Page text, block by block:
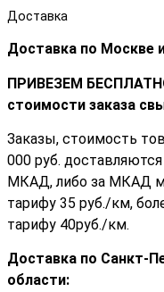
Доставка
Доставка по Москве
ПРИВЕЗЕМ
стоимости заказа
Заказы, стоимость
000 руб.
МКАД, либо за МКАД
тарифу 35 руб./км,
тарифу 40руб./км.
Доставка по Санкт-
области: